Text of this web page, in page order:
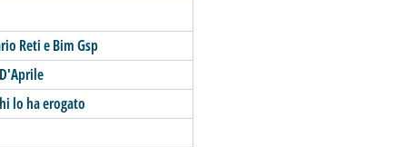
Reti e Bim Gsp
lo ha erogato